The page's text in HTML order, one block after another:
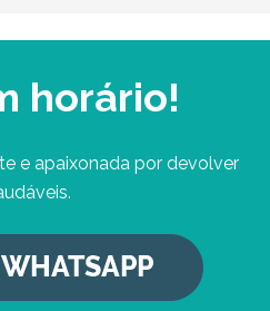
horário!
e apaixonada por devolver